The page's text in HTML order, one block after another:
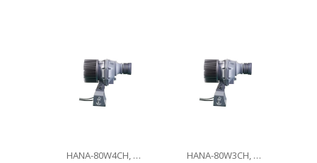
HANA-80W4CH, 80W HANA-80W3CH, 80W